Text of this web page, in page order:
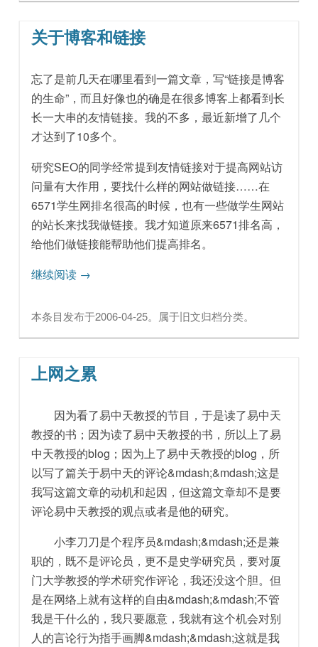
关于博客和链接
忘了是前几天在哪里看到一篇文章，写“链接是博客
的生命”，而且好像也的确是在很多博客上都看到长
长一大串的友情链接。我的不多，最近新增了几个
才达到了10多个。
研究SEO的同学经常提到友情链接对于提高网站访
问量有大作用，要找什么样的网站做链接……在
6571学生网排名很高的时候，也有一些做学生网站
的站长来找我做链接。我才知道原来6571排名高，
给他们做链接能帮助他们提高排名。
继续阅读 →
本条目发布于2006-04-25。属于旧文归档分类。
上网之累
因为看了易中天教授的节目，于是读了易中天
教授的书；因为读了易中天教授的书，所以上了易
中天教授的blog；因为上了易中天教授的blog，所
以写了篇关于易中天的评论&mdash;&mdash;这是
我写这篇文章的动机和起因，但这篇文章却不是要
评论易中天教授的观点或者是他的研究。
小李刀刀是个程序员&mdash;&mdash;还是兼
职的，既不是评论员，更不是史学研究员，要对厦
门大学教授的学术研究作评论，我还没这个胆。但
是在网络上就有这样的自由&mdash;&mdash;不管
我是干什么的，我只要愿意，我就有这个机会对别
人的言论行为指手画脚&mdash;&mdash;这就是我